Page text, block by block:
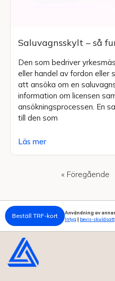
Saluvagnsskylt – så
Den som bedriver
eller handel av fordon eller
att ansöka om en
information om licensen
ansökningsprocessen. En
till den som
Läs mer
« Föregående
Beställ TRF-kort
Användning av
Intyg | bevis-skuldsatt